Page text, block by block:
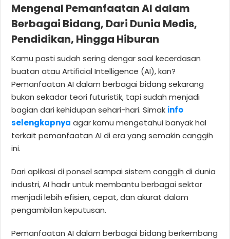
Mengenal Pemanfaatan AI dalam
Berbagai Bidang, Dari Dunia Medis,
Pendidikan, Hingga Hiburan
Kamu pasti sudah sering dengar soal kecerdasan
buatan atau Artificial Intelligence (AI), kan?
Pemanfaatan AI dalam berbagai bidang sekarang
bukan sekadar teori futuristik, tapi sudah menjadi
bagian dari kehidupan sehari-hari. Simak info
selengkapnya agar kamu mengetahui banyak hal
terkait pemanfaatan AI di era yang semakin canggih
ini.
Dari aplikasi di ponsel sampai sistem canggih di dunia
industri, AI hadir untuk membantu berbagai sektor
menjadi lebih efisien, cepat, dan akurat dalam
pengambilan keputusan.
Pemanfaatan AI dalam berbagai bidang berkembang